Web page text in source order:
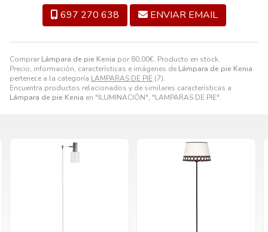
Comprar Lámpara de pie Kenia por 80,00€. Producto en stock.
Precio, información, características e imágenes de Lámpara de pie Kenia
pertenece a la categoría LAMPARAS DE PIE (7).
Encuentra productos relacionados y de similares características a
Lámpara de pie Kenia en "ILUMINACIÓN", "LAMPARAS DE PIE".
697 270 638 ENVIAR EMAIL